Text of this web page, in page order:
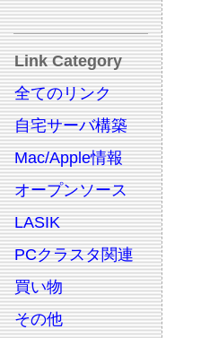
Link Category
全てのリンク
自宅サーバ構築
Mac/Apple情報
オープンソース
LASIK
PCクラスタ関連
買い物
その他